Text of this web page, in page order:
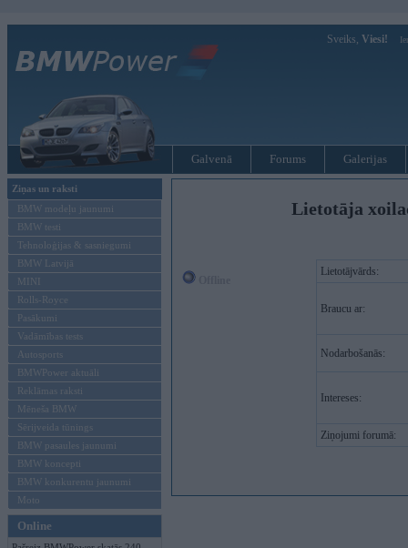
Sveiks, Viesi!
Galvenā Forums Galerijas
Ziņas un raksti
BMW modeļu jaunumi
BMW testi
Tehnoloģijas & sasniegumi
BMW Latvijā
MINI
Rolls-Royce
Pasākumi
Vadāmības tests
Autosports
BMWPower aktuāli
Reklāmas raksti
Mēneša BMW
Sērijveida tūnings
BMW pasaules jaunumi
BMW koncepti
BMW konkurentu jaunumi
Moto
Online
Lietotāja
Lietotājvārds:
Braucu ar:
Nodarbošanās:
Intereses:
Ziņojumi forumā: